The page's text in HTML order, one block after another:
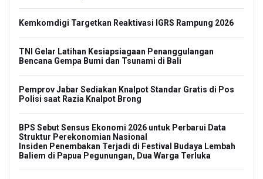
Kemkomdigi Targetkan Reaktivasi IGRS Rampung 2026
TNI Gelar Latihan Kesiapsiagaan Penanggulangan
Bencana Gempa Bumi dan Tsunami di Bali
Pemprov Jabar Sediakan Knalpot Standar Gratis di Pos
Polisi saat Razia Knalpot Brong
BPS Sebut Sensus Ekonomi 2026 untuk Perbarui Data
Struktur Perekonomian Nasional
Insiden Penembakan Terjadi di Festival Budaya Lembah
Baliem di Papua Pegunungan, Dua Warga Terluka